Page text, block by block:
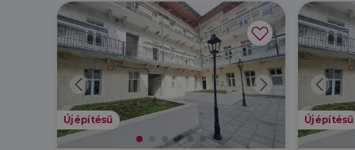
Újépítésű Újépítésű
_ga_F4MKCEZ8P5
Név
Domain
IDE
Google
bcookie
Microsoft
Meta
_lang dh.hu